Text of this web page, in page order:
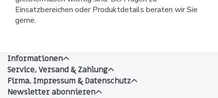
Einsatzbereichen oder Produktdetails beraten wir Sie
gerne.
Informationen
Service, Versand & Zahlung
Firma, Impressum & Datenschutz
Newsletter abonnieren